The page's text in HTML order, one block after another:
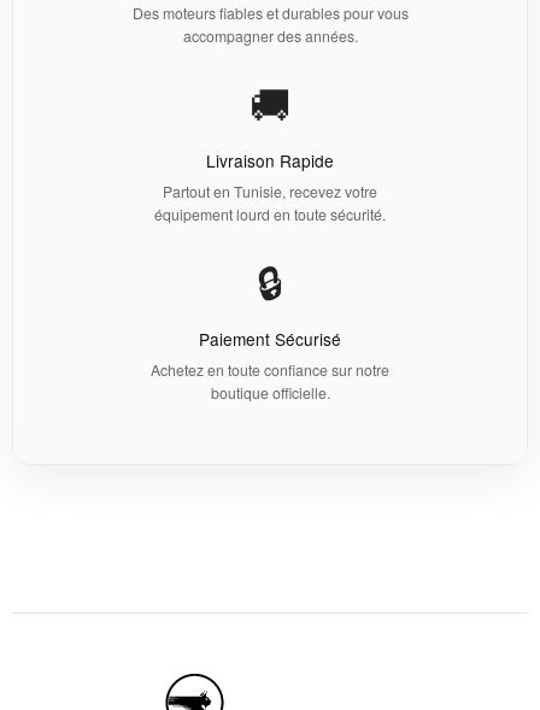
Des moteurs fiables et durables pour vous
accompagner des années.
🚚
Livraison Rapide
Partout en Tunisie, recevez votre
équipement lourd en toute sécurité.
🔒
Paiement Sécurisé
Achetez en toute confiance sur notre
boutique officielle.